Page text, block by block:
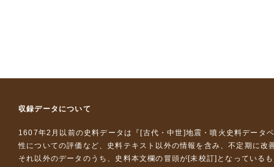
収録データについて
1607年2月以前の史料データは『 [古代・中世]地震・噴火史料データ
性についての評価など、史料テキスト以外の情報を含み、不定期に改
それ以外のデータのうち、史料本文欄の冒頭が[未校訂]となっている